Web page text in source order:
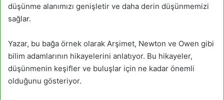
düşünme alanımızı genişletir ve daha derin düşünmemizi
sağlar.
Yazar, bu bağa örnek olarak Arşimet, Newton ve Owen gibi
bilim adamlarının hikayelerini anlatıyor. Bu hikayeler,
düşünmenin keşifler ve buluşlar için ne kadar önemli
olduğunu gösteriyor.